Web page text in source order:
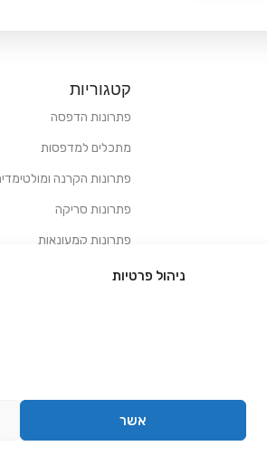
ניהול פרטיות
אשר
קטגוריות
פתרונות הדפסה
מתכלים למדפסות
פתרונות הקרנה
פתרונות סריקה
פתרונות קמעונאות
פתרונות למגזר הרפואי